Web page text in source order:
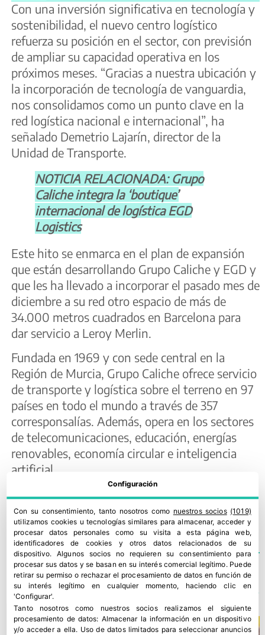
Con una inversión significativa en tecnología y
sostenibilidad, el nuevo centro logístico
refuerza su posición en el sector, con previsión
de ampliar su capacidad operativa en los
próximos meses. “Gracias a nuestra ubicación y
la incorporación de tecnología de vanguardia,
nos consolidamos como un punto clave en la
red logística nacional e internacional”, ha
señalado Demetrio Lajarín, director de la
Unidad de Transporte.
NOTICIA RELACIONADA: Grupo
Caliche integra la ‘boutique’
internacional de logística EGD
Logistics
Este hito se enmarca en el plan de expansión
que están desarrollando Grupo Caliche y EGD y
que les ha llevado a incorporar el pasado mes de
diciembre a su red otro espacio de más de
34.000 metros cuadrados en Barcelona para
dar servicio a Leroy Merlin.
Fundada en 1969 y con sede central en la
Región de Murcia, Grupo Caliche ofrece servicio
de transporte y logística sobre el terreno en 97
países en todo el mundo a través de 357
corresponsalías. Además, opera en los sectores
de telecomunicaciones, educación, energías
renovables, economía circular e inteligencia
artificial.
TE PODRÍA INTERESAR
Configuración
Con su consentimiento, tanto nosotros como nuestros socios (1019)
utilizamos cookies u tecnologías similares para almacenar, acceder y
procesar datos personales como su visita a esta página web,
identificadores de cookies y otros datos relacionados de su
dispositivo. Algunos socios no requieren su consentimiento para
procesar sus datos y se basan en su interés comercial legítimo. Puede
retirar su permiso o rechazar el procesamiento de datos en función de
su interés legítimo en cualquier momento, haciendo clic en
'Configurar'.
Tanto nosotros como nuestros socios realizamos el siguiente
procesamiento de datos: Almacenar la información en un dispositivo
y/o acceder a ella. Uso de datos limitados para seleccionar anuncios